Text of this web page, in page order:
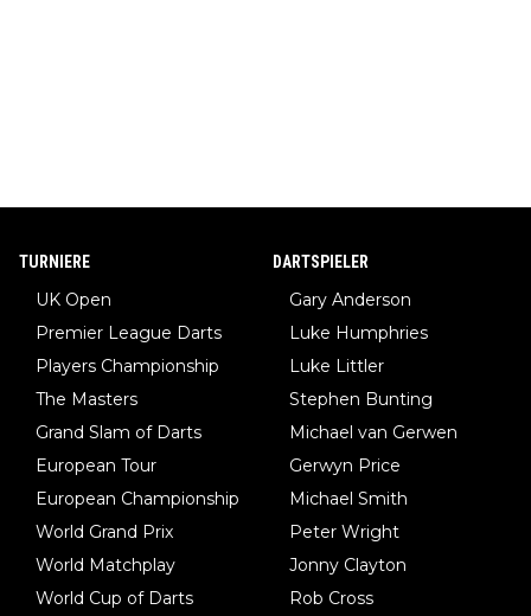
TURNIERE
UK Open
Premier League Darts
Players Championship
The Masters
Grand Slam of Darts
European Tour
European Championship
World Grand Prix
World Matchplay
World Cup of Darts
DARTSPIELER
Gary Anderson
Luke Humphries
Luke Littler
Stephen Bunting
Michael van Gerwen
Gerwyn Price
Michael Smith
Peter Wright
Jonny Clayton
Rob Cross